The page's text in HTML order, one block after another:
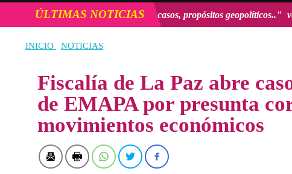
VIDEOS
ÚLTIMAS NOTICIAS
y tendrían, en algunos casos, propósitos geopolíticos.." ver más
INICIO NOTICIAS
Fiscalía de La Paz abre
de EMAPA por presunta
movimientos económicos